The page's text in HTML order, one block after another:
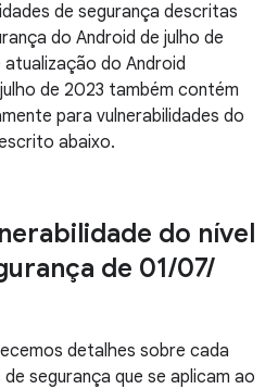
de segurança descritas
do Android de julho de
do Android
de 2023 também contém
para vulnerabilidades do
abaixo.
do nível
de 01/07/
detalhes sobre cada
segurança que se aplicam ao